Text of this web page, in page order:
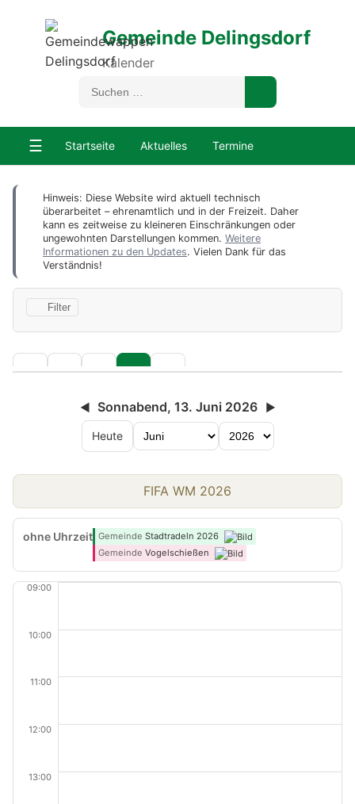
Gemeinde Delingsdorf
Kalender
☰ Startseite Aktuelles Termine
Hinweis: Diese Website wird aktuell technisch
überarbeitet – ehrenamtlich und in der Freizeit. Daher
kann es zeitweise zu kleineren Einschränkungen oder
ungewohnten Darstellungen kommen. Weitere
Informationen zu den Updates. Vielen Dank für das
Verständnis!
Filter
◀ Sonnabend, 13. Juni 2026 ▶
Heute
FIFA WM 2026
ohne Uhrzeit Gemeinde Stadtradeln 2026
Gemeinde Vogelschießen
09:00
10:00
11:00
12:00
13:00